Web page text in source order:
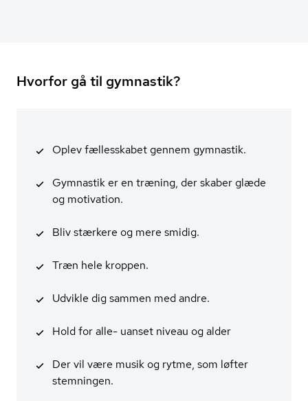
Hvorfor gå til gymnastik?
Oplev fællesskabet gennem gymnastik.
Gymnastik er en træning, der skaber glæde
og motivation.
Bliv stærkere og mere smidig.
Træn hele kroppen.
Udvikle dig sammen med andre.
Hold for alle- uanset niveau og alder
Der vil være musik og rytme, som løfter
stemningen.